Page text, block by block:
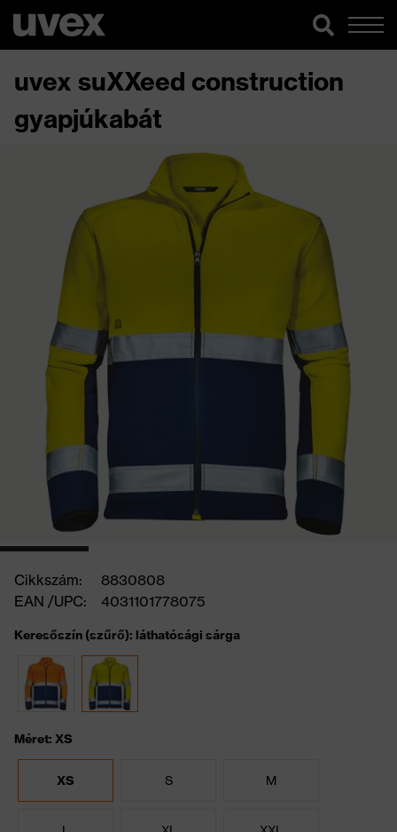
uvex suXXeed construction
gyapjúkabát
Cikkszám:
8830808
EAN /UPC:
4031101778075
Keresőszín (szűrő): láthatósági sárga
Méret: XS
XS S M